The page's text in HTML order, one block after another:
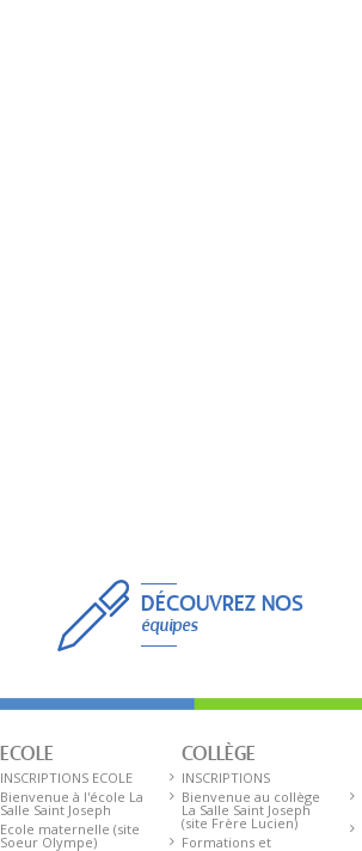
DÉCOUVREZ NOS
équipes
ECOLE
INSCRIPTIONS ECOLE
Bienvenue à l'école La
Salle Saint Joseph
Ecole maternelle (site
Soeur Olympe)
COLLÈGE
INSCRIPTIONS
Bienvenue au collège
La Salle Saint Joseph
(site Frère Lucien)
Formations et